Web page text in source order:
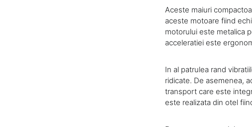
Aceste maiuri
aceste motoare fiind
motorului este metalica
acceleratiei este
In al patrulea rand
ridicate. De asemenea,
transport care este
este realizata din otel